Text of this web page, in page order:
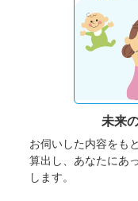
未来
お伺いした内容をも
算出し、あなたにあ
します。